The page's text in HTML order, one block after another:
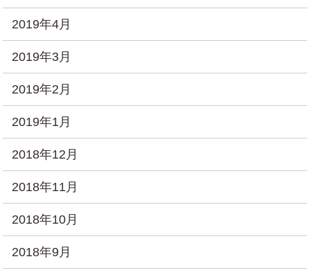
2019年4月
2019年3月
2019年2月
2019年1月
2018年12月
2018年11月
2018年10月
2018年9月